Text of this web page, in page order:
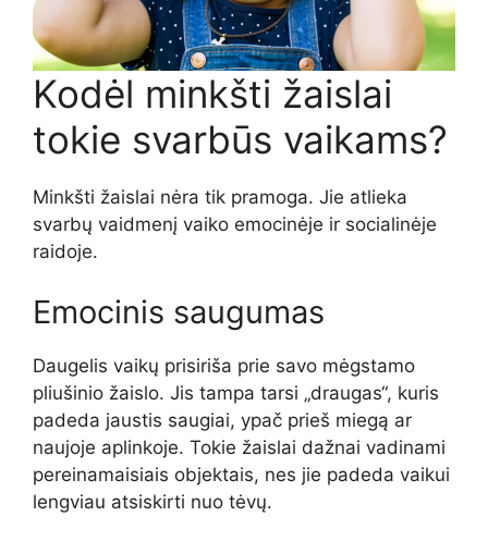
Kodėl minkšti žaislai
tokie svarbūs vaikams?
Minkšti žaislai nėra tik pramoga. Jie atlieka
svarbų vaidmenį vaiko emocinėje ir socialinėje
raidoje.
Emocinis saugumas
Daugelis vaikų prisiriša prie savo mėgstamo
pliušinio žaislo. Jis tampa tarsi „draugas“, kuris
padeda jaustis saugiai, ypač prieš miegą ar
naujoje aplinkoje. Tokie žaislai dažnai vadinami
pereinamaisiais objektais, nes jie padeda vaikui
lengviau atsiskirti nuo tėvų.